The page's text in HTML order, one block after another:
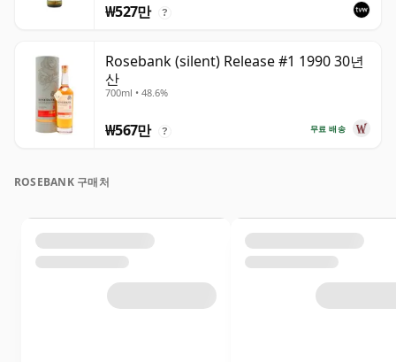
₩527만 ?
Rosebank (silent) Release #1 1990 30년
산
700ml • 48.6%
무료 배송
₩567만 ?
ROSEBANK 구매처